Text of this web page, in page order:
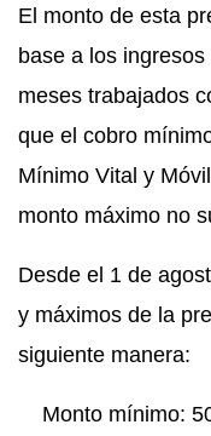
El monto de esta
base a los
meses trabajados
que el cobro
Mínimo Vital y
monto máximo no
Desde el 1 de
y máximos de la
siguiente manera:
Monto mínimo: